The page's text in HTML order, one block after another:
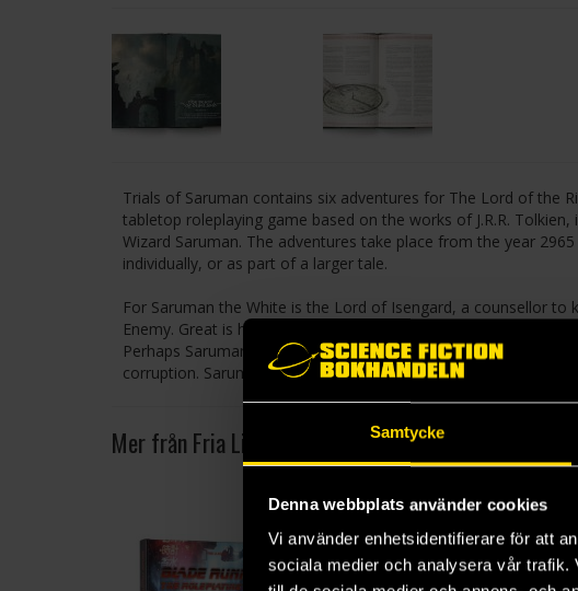
Samtycke
Denna webbplats använder cookies
Vi använder enhetsidentifierare för att
sociala medier och analysera vår trafik.
Trials of Saruman contains six adventures for The Lord of the
tabletop roleplaying game based on the works of J.R.R.
Wizard Saruman. The adventures take place from the year
individually, or as part of a larger tale.
For Saruman the White is the Lord of Isengard, a counsellor
Enemy. Great is his wisdom, yet greater still is his pride. The
Perhaps Saruman’s doom is already written, or perhaps the
corruption. Saruman’s fate – and that of all Middle-earth – lies in
Mer från Fria Ligan